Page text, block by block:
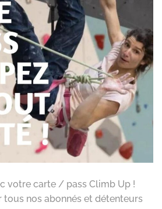
votre carte / pass Climb Up !
nos abonnés et détenteurs